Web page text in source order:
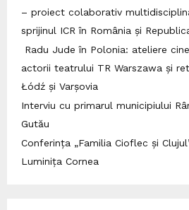
– proiect colaborativ
sprijinul ICR în România și
Radu Jude în Polonia: ateliere
actorii teatrului TR Warszawa și
Łódź și Varșovia
Interviu cu primarul municipiului
Gutău
Conferința „Familia Cioflec și
Luminița Cornea